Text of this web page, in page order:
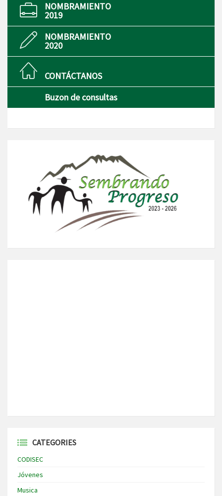
NOMBRAMIENTO
2019
NOMBRAMIENTO
2020
CONTÁCTANOS
Buzon de consultas
CATEGORIES
CODISEC
Jóvenes
Musica